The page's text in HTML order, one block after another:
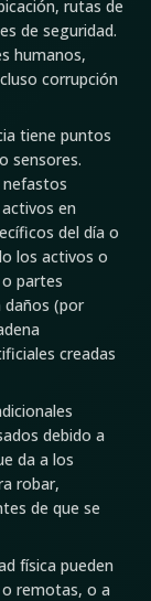
rutas de
de seguridad.
humanos,
corrupción
tiene puntos
sensores.
en
del día o
los activos o
partes
daños (por
creadas
debido a
da a los
robar,
de que se
física pueden
o remotas, o a